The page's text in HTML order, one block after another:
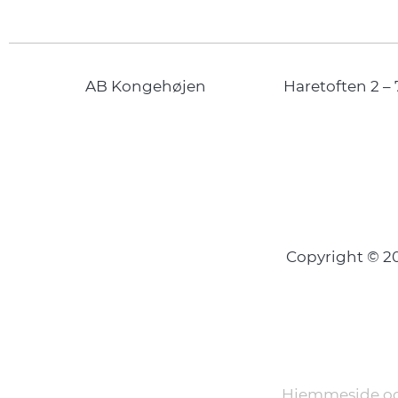
AB Kongehøjen Haretoften 2 –
Copyright ©